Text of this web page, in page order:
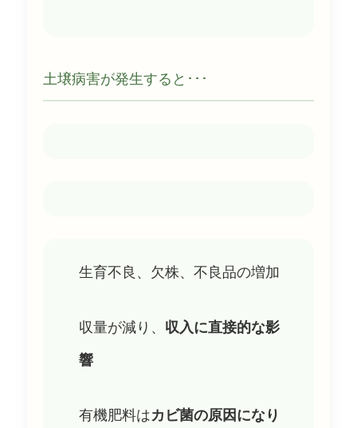
土壌病害が発生すると･･･
生育不良、欠株、不良品の増加
収量が減り、 収入に直接的な影
響
有機肥料はカビ菌の原因になり